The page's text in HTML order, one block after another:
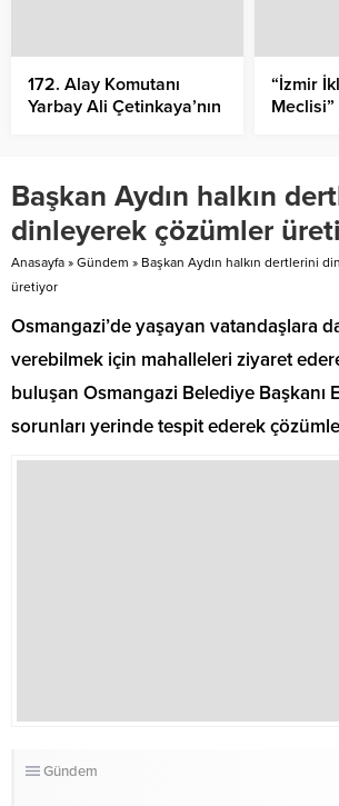
172. Alay Komutanı
Yarbay Ali Çetinkaya’nın
Meydanı’nda çelenk
koyma töreni ardından
Alibey (Cunda)
Adası’nda Ali Çetinkaya
büstüne çiçek bırakıldı
“İzmir
Başkan Aydın halkın
dinleyerek çözümler
Anasayfa » Gündem » Başkan Aydın halkın dertlerini
üretiyor
Osmangazi’de yaşayan vatandaşlara
verebilmek için mahalleleri ziyaret
buluşan Osmangazi Belediye Başkanı
sorunları yerinde tespit ederek
Gündem